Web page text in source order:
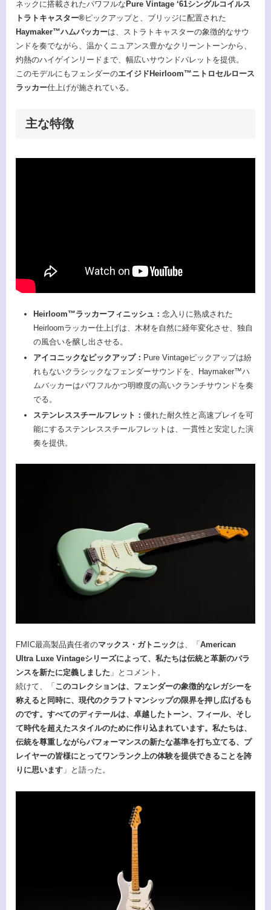
ネックに搭載されたパワフルな Pure Vintage ‘61シングルコイルス
トラトキャスター®ピックアップと、ブリッジに配置された
Haymaker™ハムバッカーは、ストラトキャスターの象徴的なサウ
ンドを奏でながら、温かくニュアンス豊かなクリーントーンから、
灼熱のハイゲインリードまで、幅広いサウンドパレットを提供。
このモデルにもフェンダーのエイジドHeirloom™ニトロセルロース
ラッカー仕上げが施されている。
主な特徴
Heirloom™ラッカーフィニッシュ： 念入りに熟成された
Heirloomラッカー仕上げは、木材を自然に経年変化させ、独自
の風合いを醸し出させる。
アイコニックなピックアップ： Pure Vintageピックアップは紛
れもないクラシックなフェンダーサウンドを、Haymaker™ハ
ムバッカーはパワフルかつ明瞭度の高いクランチサウンドを奏
でる。
ステンレススチールフレット： 優れた耐久性と高速プレイを可
能にするステンレススチールフレットは、一貫性と安定した演
奏を提供。
FMIC最高製品責任者のマックス・ガトニックは、「 American
Ultra Luxe Vintageシリーズによって、私たちは伝統と革新のバラ
ンスを新たに定義しました 」とコメント。
続けて、「 このコレクションは、フェンダーの象徴的なレガシーを
称えると同時に、現代のクラフトマンシップの限界を押し広げるも
のです。すべてのディテールは、卓越したトーン、フィール、そし
て時代を超えたスタイルのために作り込まれています。私たちは、
伝統を尊重しながらパフォーマンスの新たな基準を打ち立てる、プ
レイヤーの皆様にとってワンランク上の体験を提供できることを誇
りに思います 」と語った。